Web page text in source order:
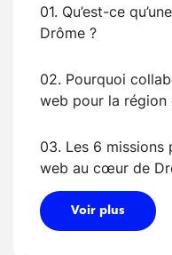
01. Qu’est-ce
Drôme ?
02. Pourquoi
web pour la région
03. Les 6 missions
web au cœur de
Voir plus